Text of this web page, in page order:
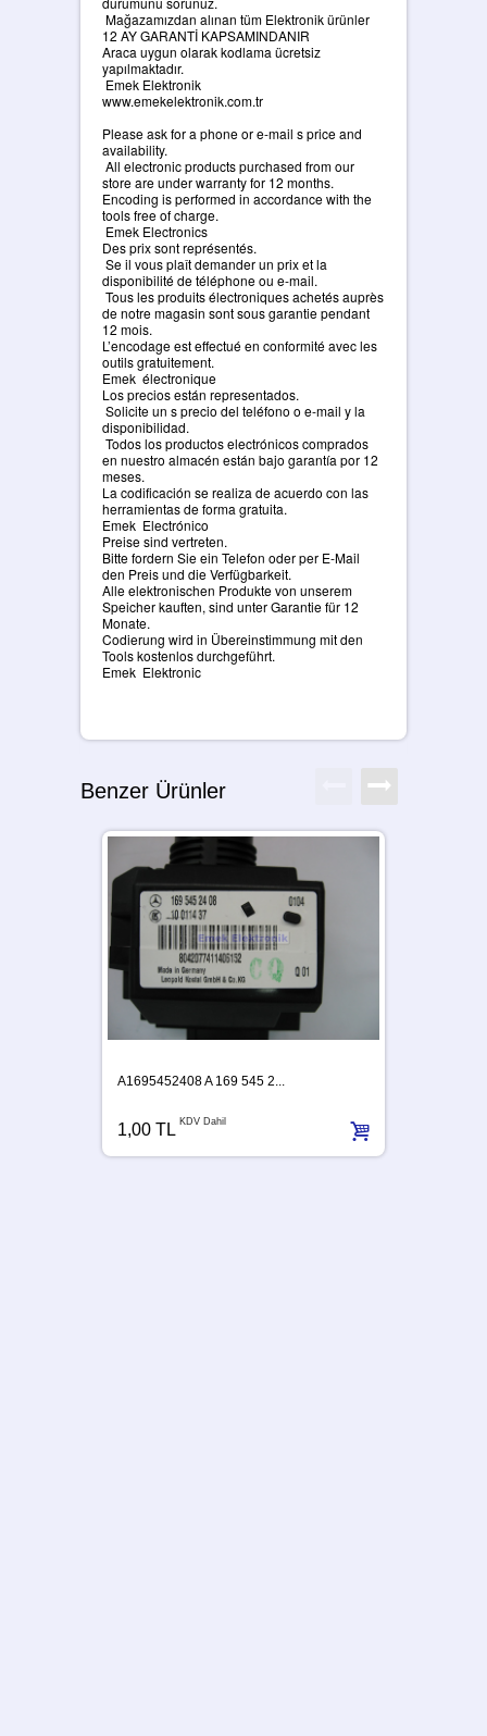
Mağazamızdan alınan tüm Elektronik ürünler
12 AY GARANTİ KAPSAMINDANIR
Araca uygun olarak kodlama ücretsiz
yapılmaktadır.
Emek Elektronik
www.emekelektronik.com.tr
Please ask for a phone or e-mail s price and
availability.
All electronic products purchased from our
store are under warranty for 12 months.
Encoding is performed in accordance with the
tools free of charge.
Emek Electronics
Des prix sont représentés.
Se il vous plaît demander un prix et la
disponibilité de téléphone ou e-mail.
Tous les produits électroniques achetés auprès
de notre magasin sont sous garantie pendant
12 mois.
L’encodage est effectué en conformité avec les
outils gratuitement.
Emek électronique
Los precios están representados.
Solicite un s precio del teléfono o e-mail y la
disponibilidad.
Todos los productos electrónicos comprados
en nuestro almacén están bajo garantía por 12
meses.
La codificación se realiza de acuerdo con las
herramientas de forma gratuita.
Emek Electrónico
Preise sind vertreten.
Bitte fordern Sie ein Telefon oder per E-Mail
den Preis und die Verfügbarkeit.
Alle elektronischen Produkte von unserem
Speicher kauften, sind unter Garantie für 12
Monate.
Codierung wird in Übereinstimmung mit den
Tools kostenlos durchgeführt.
Emek Elektronic
Benzer Ürünler
A1695452408 A 169 545 2...
1,00 TL KDV Dahil